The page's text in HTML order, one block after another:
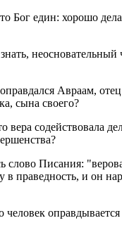
Бог един: хорошо
неосновательный
Авраам,
сына своего?
вера содействовала
слово Писания:
в праведность, и он
человек